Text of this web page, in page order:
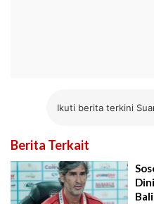
Ikuti berita terkini
Berita Terkait